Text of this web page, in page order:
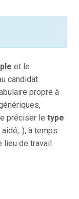
et le
candidat
propre à
préciser le type
à temps
lieu de travail.